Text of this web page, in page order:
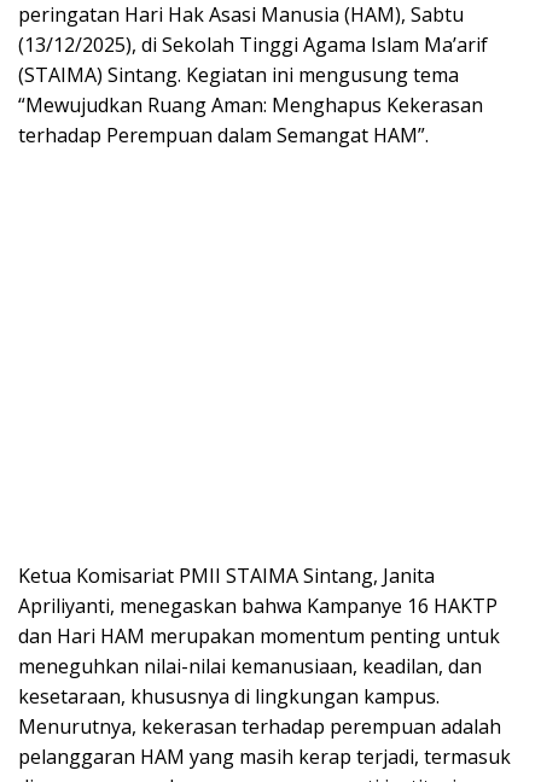
peringatan Hari Hak Asasi Manusia (HAM), Sabtu
(13/12/2025), di Sekolah Tinggi Agama Islam Ma’arif
(STAIMA) Sintang. Kegiatan ini mengusung tema
“Mewujudkan Ruang Aman: Menghapus Kekerasan
terhadap Perempuan dalam Semangat HAM”.
Ketua Komisariat PMII STAIMA Sintang, Janita
Apriliyanti, menegaskan bahwa Kampanye 16 HAKTP
dan Hari HAM merupakan momentum penting untuk
meneguhkan nilai-nilai kemanusiaan, keadilan, dan
kesetaraan, khususnya di lingkungan kampus.
Menurutnya, kekerasan terhadap perempuan adalah
pelanggaran HAM yang masih kerap terjadi, termasuk